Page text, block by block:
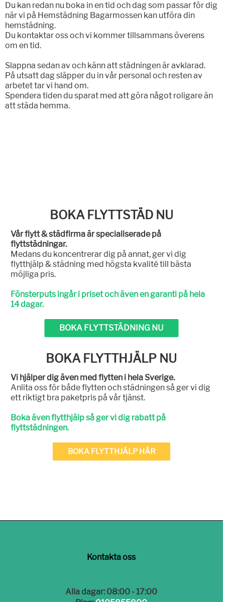
Du kan redan nu boka in en tid och dag som passar för dig
när vi på Hemstädning Bagarmossen kan utföra din
hemstädning.
Du kontaktar oss och vi kommer tillsammans överens
om en tid.
Slappna sedan av och känn att städningen är avklarad.
På utsatt dag släpper du in vår personal och resten av
arbetet tar vi hand om.
Spendera tiden du sparat med att göra något roligare än
att städa hemma.
BOKA FLYTTSTÄD NU
Vår flytt & städfirma är specialiserade på
flyttstädningar.
Medans du koncentrerar dig på annat, ger vi dig
flytthjälp & städning med högsta kvalité till bästa
möjliga pris.
Fönsterputs ingår i priset och även en garanti på hela
14 dagar.
BOKA FLYTTSTÄDNING NU
BOKA FLYTTHJÄLP NU
Vi hjälper dig även med flytten i hela Sverige.
Anlita oss för både flytten och städningen så ger vi dig
ett riktigt bra paketpris på vår tjänst.
Boka även flytthjälp så ger vi dig rabatt på
flyttstädningen.
BOKA FLYTTHJÄLP HÄR
Kontakta oss
Alla dagar: 08:00 - 17:00